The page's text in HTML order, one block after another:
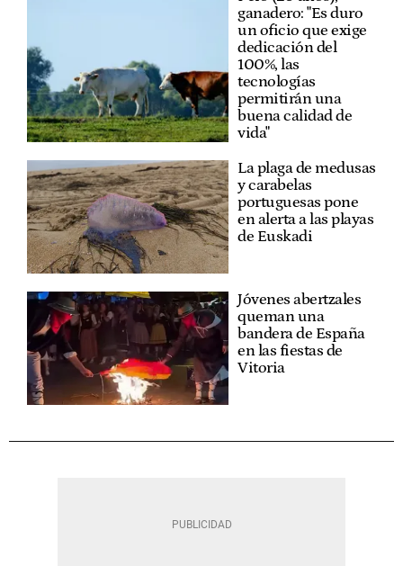
ganadero: "Es duro
un oficio que exige
dedicación del
100%, las
tecnologías
permitirán una
buena calidad de
vida"
La plaga de medusas
y carabelas
portuguesas pone
en alerta a las playas
de Euskadi
Jóvenes abertzales
queman una
bandera de España
en las fiestas de
Vitoria